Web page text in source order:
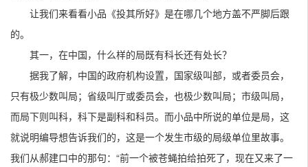
让我们来看看小品《投其所好》是在哪几个地方盖不严脚后跟
的。
其一，在中国，什么样的局既有科长还有处长？
据我了解，中国的政府机构设置，国家级叫部，或者委员会，
只有极少数叫局；省级叫厅或委员会，也极少数叫局；市级叫局，
而局下则叫科，科下是副科和科员。而小品中所说的单位是局，这
就说明编导想告诉我们的，这是一个发生市级的局级单位里故事。
我们从郝建口中的那句：“前一个被苍蝇拍给拍死了，现在又来了一